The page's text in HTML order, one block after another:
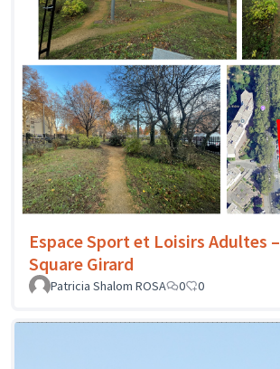
Espace Sport et Loisirs Adultes –
Square Girard
Patricia Shalom ROSA
0 0